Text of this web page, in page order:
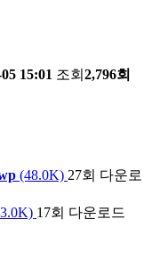
15:01 조회 2,796회
(48.0K) 27회 다운로
17회 다운로드